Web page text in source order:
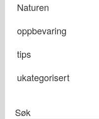
Naturen
oppbevaring
tips
ukategorisert
Søk